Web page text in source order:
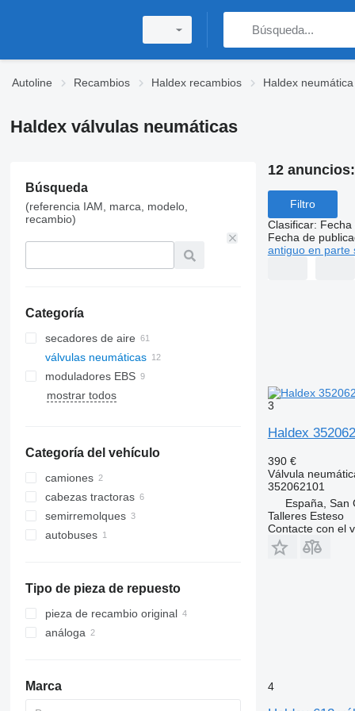
Autoline Recambios Haldex recambios Haldex neumática
Haldex válvulas neumáticas
Búsqueda
(referencia IAM, marca, modelo,
recambio)
Categoría
secadores de aire
válvulas neumáticas
moduladores EBS
mostrar todos
Categoría del vehículo
camiones
cabezas tractoras
semirremolques
autobuses
Tipo de pieza de repuesto
pieza de recambio original
análoga
Marca
12 anuncios:
Filtro
Clasificar: Fecha
Fecha de
antiguo en parte
3
Haldex
390 €
Válvula
352062101
España, San
Talleres Esteso
Contacte con el
4